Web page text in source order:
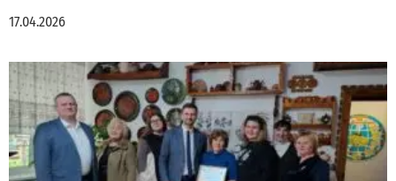
17.04.2026